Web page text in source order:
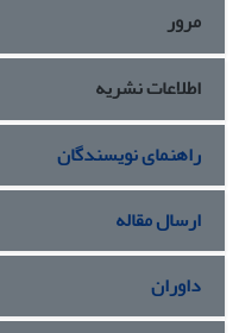
مرور
اطلاعات نشریه
راهنمای نویسندگان
ارسال مقاله
داوران